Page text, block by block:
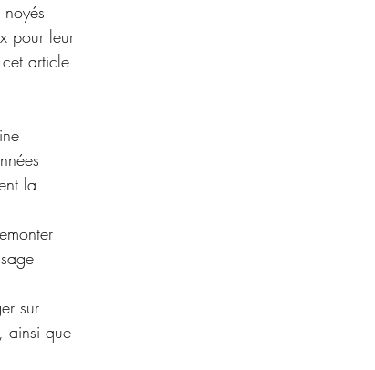
pour leur
article
la
sur
ainsi que